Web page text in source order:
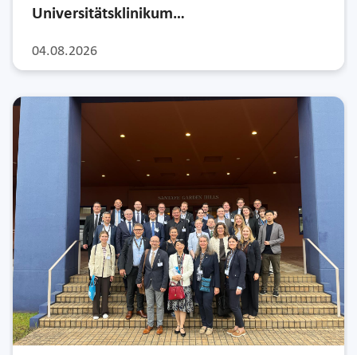
04.08.2026
Universitätsklinikum…